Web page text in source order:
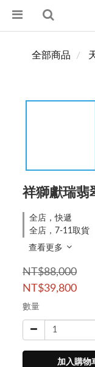
全部商品
祥獅獻瑞翡
全店，快遞
全店，7-11取貨
查看更多
NT$88,000
NT$39,800
數量
加入購物